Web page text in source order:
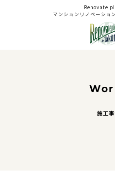
Renovate
マンションリノベーショ
施工